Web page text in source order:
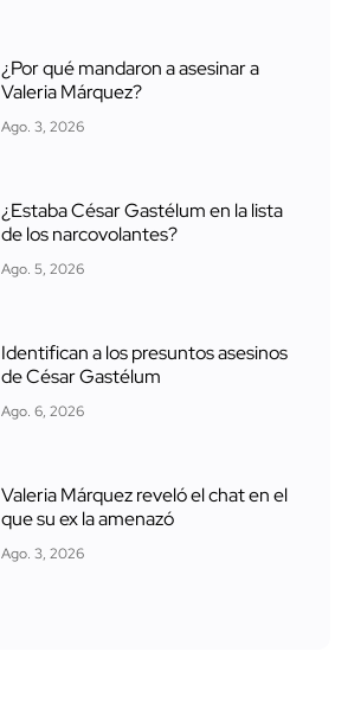
¿Por qué mandaron a asesinar a
Valeria Márquez?
Ago. 3, 2026
¿Estaba César Gastélum en la lista
de los narcovolantes?
Ago. 5, 2026
Identifican a los presuntos asesinos
de César Gastélum
Ago. 6, 2026
Valeria Márquez reveló el chat en el
que su ex la amenazó
Ago. 3, 2026